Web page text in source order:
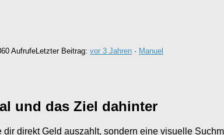
AufrufeLetzter Beitrag: vor 3 Jahren · Manuel
und das Ziel dahinter
direkt Geld auszahlt, sondern eine visuelle